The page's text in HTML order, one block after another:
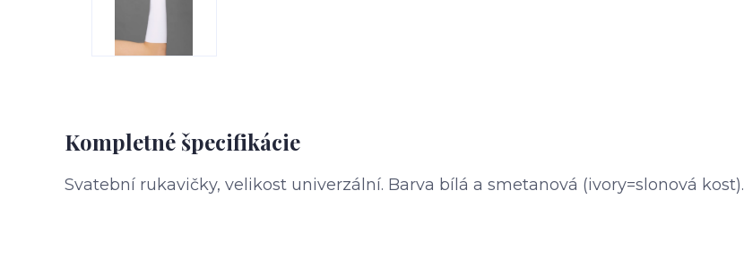
Kompletné špecifikácie
Svatební rukavičky, velikost univerzální. Barva bílá a smetanová (ivory=slonová kost).